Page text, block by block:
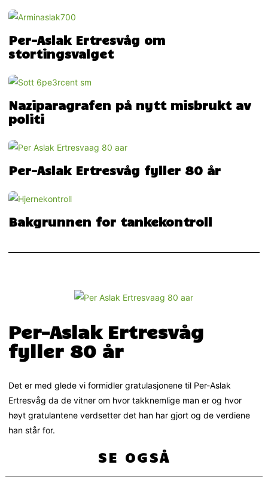
Per-Aslak Ertresvåg om
stortingsvalget
Naziparagrafen på nytt misbrukt av
politi
Per-Aslak Ertresvåg fyller 80 år
Bakgrunnen for tankekontroll
Per-Aslak Ertresvåg
fyller 80 år
Det er med glede vi formidler gratulasjonene til Per-Aslak
Ertresvåg da de vitner om hvor takknemlige man er og hvor
høyt gratulantene verdsetter det han har gjort og de verdiene
han står for.
SE OGSÅ